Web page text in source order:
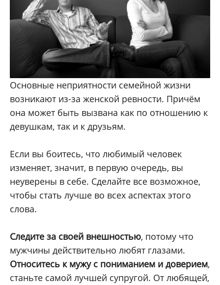
Основные неприятности семейной жизни
возникают из-за женской ревности. Причём
она может быть вызвана как по отношению к
девушкам, так и к друзьям.
Если вы боитесь, что любимый человек
изменяет, значит, в первую очередь, вы
неуверены в себе. Сделайте все возможное,
чтобы стать лучше во всех аспектах этого
слова.
Следите за своей внешностью, потому что
мужчины действительно любят глазами.
Относитесь к мужу с пониманием и доверием,
станьте самой лучшей супругой. От любящей,